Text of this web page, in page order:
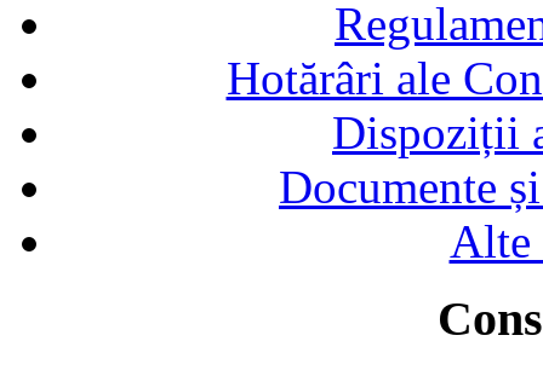
Hotărâri ale
Dispoziții
Documente
Alte